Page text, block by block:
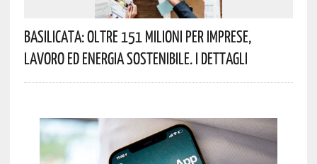
Basilicata: Oltre 151 Milioni Per Imprese,
Lavoro Ed Energia Sostenibile. I Dettagli